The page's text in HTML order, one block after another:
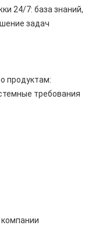
24/7: база знаний,
задач
продуктам:
требования